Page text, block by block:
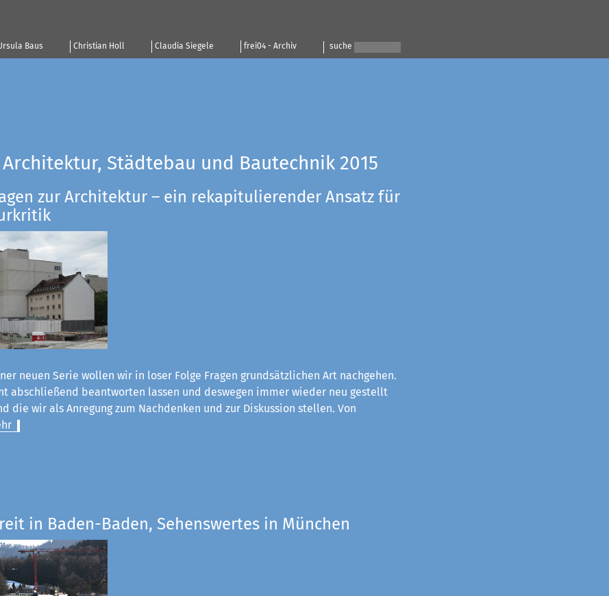
Baus Christian Holl Claudia Siegele frei04 - Archiv suche
Architektur, Städtebau und Bautechnik 2015
zur Architektur – ein rekapitulierender Ansatz für
neuen Serie wollen wir in loser Folge Fragen grundsätzlichen Art nachgehen.
abschließend beantworten lassen und deswegen immer wieder neu gestellt
die wir als Anregung zum Nachdenken und zur Diskussion stellen. Von
in Baden-Baden, Sehenswertes in München